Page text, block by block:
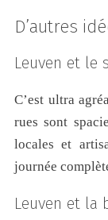
D’autres
Leuven et le
C’est ultra
rues sont
locales et
journée
Leuven et la